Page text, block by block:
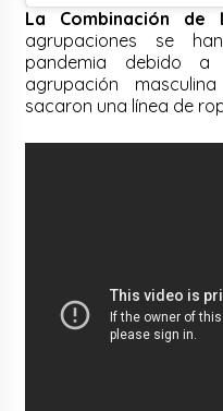
La Combinación de
agrupaciones se
pandemia debido
agrupación
sacaron una línea de